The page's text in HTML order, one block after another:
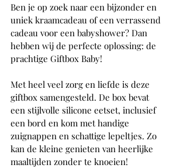
Ben je op zoek naar een bijzonder en
uniek kraamcadeau of een verrassend
cadeau voor een babyshower? Dan
hebben wij de perfecte oplossing: de
prachtige Giftbox Baby!
Met heel veel zorg en liefde is deze
giftbox samengesteld. De box bevat
een stijlvolle silicone eetset, inclusief
een bord en kom met handige
zuignappen en schattige lepeltjes. Zo
kan de kleine genieten van heerlijke
maaltijden zonder te knoeien!